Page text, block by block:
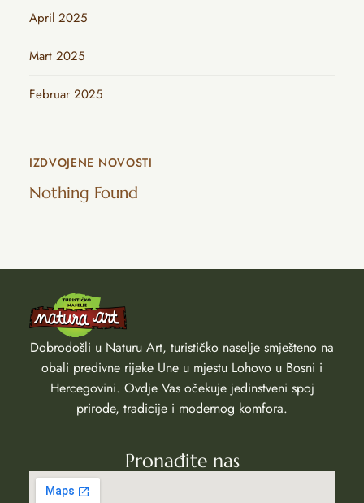
April 2025
Mart 2025
Februar 2025
IZDVOJENE NOVOSTI
Nothing Found
Dobrodošli u Naturu Art, turističko naselje smješteno na
obali predivne rijeke Une u mjestu Lohovo u Bosni i
Hercegovini. Ovdje Vas očekuje jedinstveni spoj
prirode, tradicije i modernog komfora.
Pronađite nas